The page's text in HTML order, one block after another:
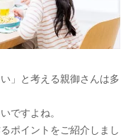
」と考える親御さんは多
ですよね。
ポイントをご紹介しまし